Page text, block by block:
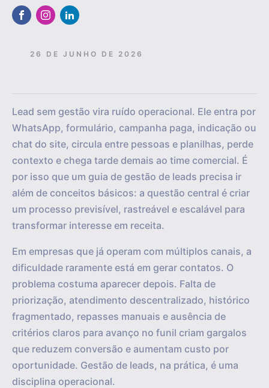
26 DE JUNHO DE 2026
Lead sem gestão vira ruído operacional. Ele entra por
WhatsApp, formulário, campanha paga, indicação ou
chat do site, circula entre pessoas e planilhas, perde
contexto e chega tarde demais ao time comercial. É
por isso que um guia de gestão de leads precisa ir
além de conceitos básicos: a questão central é criar
um processo previsível, rastreável e escalável para
transformar interesse em receita.
Em empresas que já operam com múltiplos canais, a
dificuldade raramente está em gerar contatos. O
problema costuma aparecer depois. Falta de
priorização, atendimento descentralizado, histórico
fragmentado, repasses manuais e ausência de
critérios claros para avanço no funil criam gargalos
que reduzem conversão e aumentam custo por
oportunidade. Gestão de leads, na prática, é uma
disciplina operacional.